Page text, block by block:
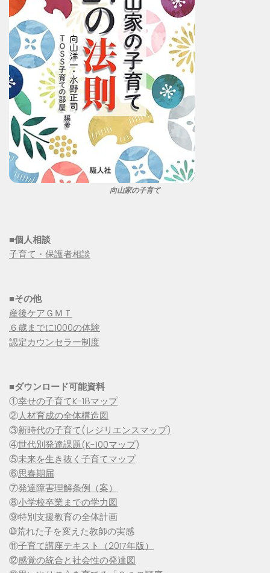
向山家の子育て
■個人相談
子育て・保護者相談
■その他
産後ケアＧＭＴ
６歳までに1000の体験
認定カウンセラー制度
■ダウンロード可能資料
①幸せの子育てK-18マップ
②人材育成の全体構造図
③新時代の子育て(レジリエンスマップ)
④世代別発達課題(K-100マップ)
⑤未来を生き抜く子育てマップ
⑥思春期届
⑦発達障害理解条例（案）
⑧小学校卒業までの学力図
⑨特別支援教育の全体計画
➉荒れた子を変えた教師の実感
⑪子育て講座テキスト（2017年版）
⑫感覚の統合と社会性の発達図